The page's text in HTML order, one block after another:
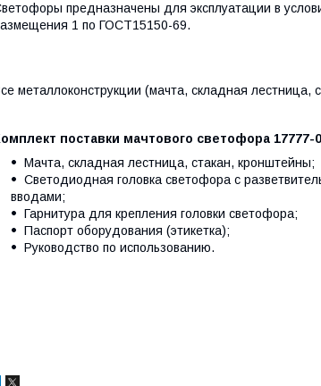
предназначены для эксплуатации в
1 по ГОСТ15150-69.
металлоконструкции (мачта, складная
поставки мачтового светофора 17777-
Мачта, складная лестница, стакан, кронштейны;
Светодиодная головка светофора c
вводами;
Гарнитура для крепления головки светофора;
Паспорт оборудования (этикетка);
Руководство по использованию.